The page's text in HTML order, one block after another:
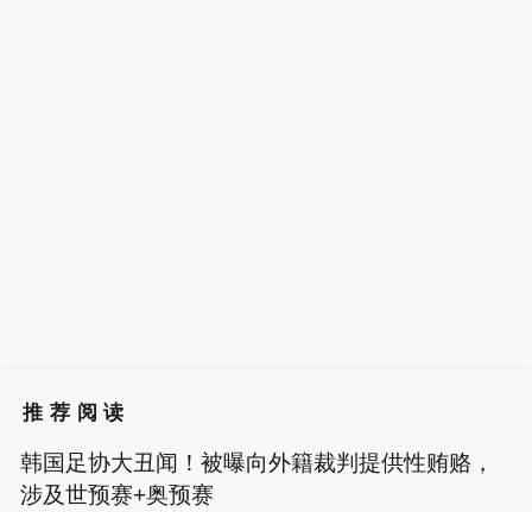
推荐阅读
韩国足协大丑闻！被曝向外籍裁判提供性贿赂，
涉及世预赛+奥预赛